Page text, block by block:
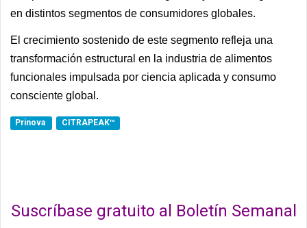
en distintos segmentos de consumidores globales.
El crecimiento sostenido de este segmento refleja una
transformación estructural en la industria de alimentos
funcionales impulsada por ciencia aplicada y consumo
consciente global.
Prinova CITRAPEAK™
Suscríbase gratuito al Boletín Semanal